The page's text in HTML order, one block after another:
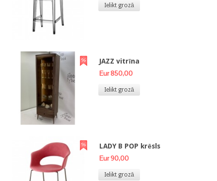
Ielikt grozā
JAZZ vitrīna
Eur 850,00
Ielikt grozā
LADY B POP krēsls
Eur 90,00
Ielikt grozā